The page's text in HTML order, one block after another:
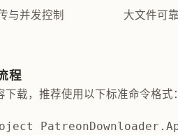
与并发控制 大文件可
程
下载，推荐使用以下标准命令格式